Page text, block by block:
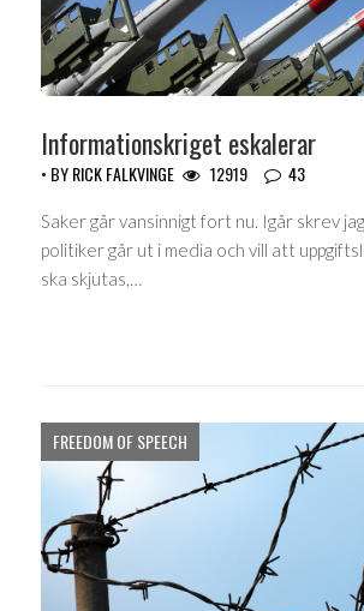
Informationskriget eskalerar
• BYRICK FALKVINGE 12919 43
Saker går vansinnigt fort nu. Igår skrev
politiker går ut i media och vill att
ska skjutas,…
FREEDOM OF SPEECH